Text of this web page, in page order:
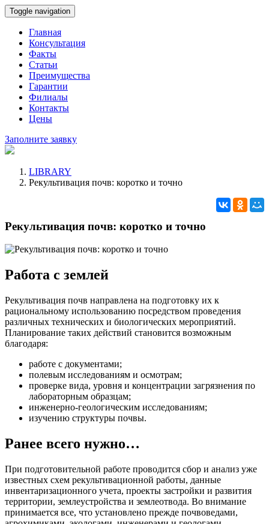
Toggle navigation
Главная
Консультация
Факты
Статьи
Преимущества
Гарантии
Филиалы
Контакты
Цены
Заполните заявку
LIBRARY
Рекультивация почв: коротко и точно
Рекультивация почв: коротко и точно
Работа с землей
Рекультивация почв направлена на подготовку их к
рациональному использованию посредством проведения
различных технических и биологических мероприятий.
Планирование таких действий становится возможным
благодаря:
работе с документами;
полевым исследованиям и осмотрам;
проверке вида, уровня и концентрации загрязнения по
лабораторным образцам;
инженерно-геологическим исследованиям;
изучению структуры почвы.
Ранее всего нужно…
При подготовительной работе проводится сбор и анализ уже
известных схем рекультивационной работы, данные
инвентаризационного учета, проекты застройки и развития
территории, землеустройства и землеотвода. Во внимание
принимается все, что установлено прежде почвоведами,